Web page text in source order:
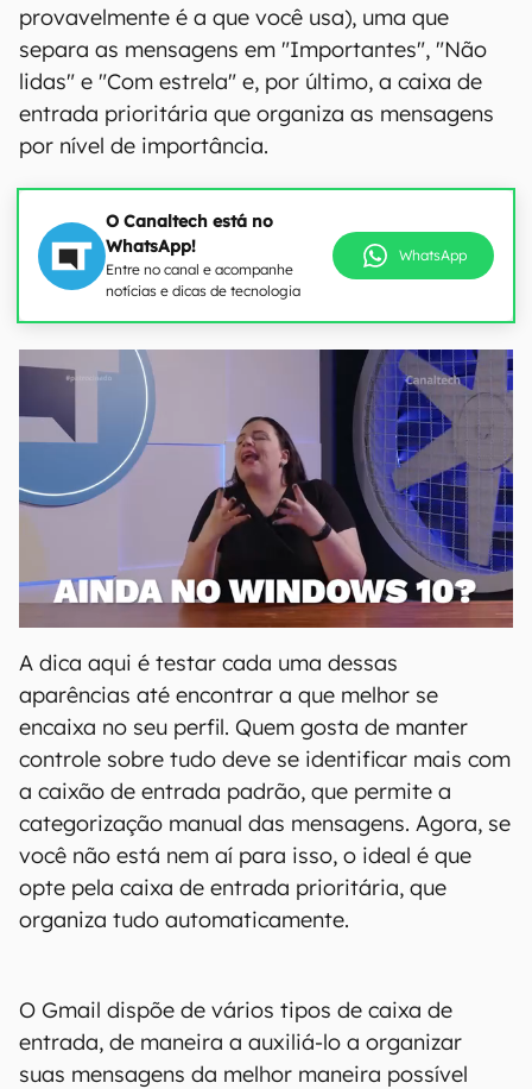
provavelmente é a que você usa), uma que
separa as mensagens em "Importantes", "Não
lidas" e "Com estrela" e, por último, a caixa de
entrada prioritária que organiza as mensagens
por nível de importância.
O Canaltech está no
WhatsApp!
Entre no canal e acompanhe
notícias e dicas de tecnologia
WhatsApp
A dica aqui é testar cada uma dessas
aparências até encontrar a que melhor se
encaixa no seu perfil. Quem gosta de manter
controle sobre tudo deve se identificar mais com
a caixão de entrada padrão, que permite a
categorização manual das mensagens. Agora, se
você não está nem aí para isso, o ideal é que
opte pela caixa de entrada prioritária, que
organiza tudo automaticamente.
O Gmail dispõe de vários tipos de caixa de
entrada, de maneira a auxiliá-lo a organizar
suas mensagens da melhor maneira possível